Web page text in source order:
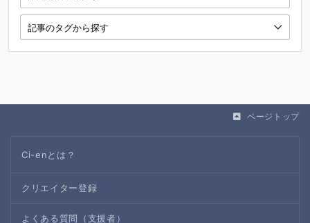
ページトップ
Ci-enとは？
クリエイター登録
よくある質問（支援者）